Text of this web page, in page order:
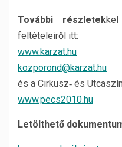
További részletek
feltételeiről itt:
www.karzat.hu
kozporond@karzat.hu
és a Cirkusz‐ és
www.pecs2010.hu
Letölthető